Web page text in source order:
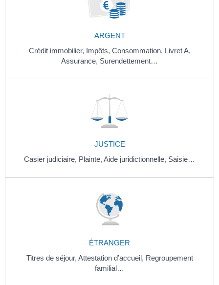
ARGENT
Crédit immobilier, Impôts, Consommation, Livret A,
Assurance, Surendettement…
JUSTICE
Casier judiciaire, Plainte, Aide juridictionnelle, Saisie…
ÉTRANGER
Titres de séjour, Attestation d’accueil, Regroupement
familial…